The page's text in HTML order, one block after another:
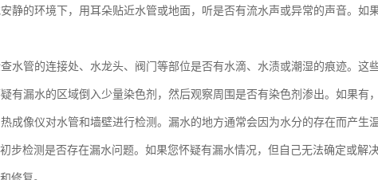
静的环境下，用耳朵贴近水管或地面，听是否有流水声或异常的声音。如
水管的连接处、水龙头、阀门等部位是否有水滴、水渍或潮湿的痕迹。这
有漏水的区域倒入少量染色剂，然后观察周围是否有染色剂渗出。如果有
成像仪对水管和墙壁进行检测。漏水的地方通常会因为水分的存在而产生
步检测是否存在漏水问题。如果您怀疑有漏水情况，但自己无法确定或解